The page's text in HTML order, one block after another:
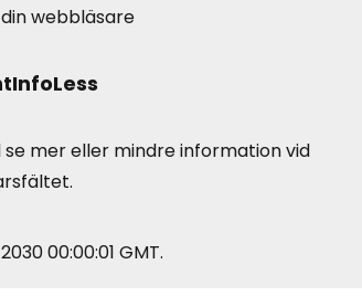
webbläsare
se mer eller mindre information vid
00:00:01 GMT.